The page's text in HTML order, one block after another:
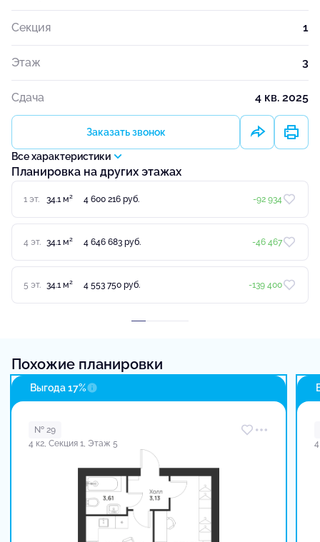
Секция 1
Этаж 3
Сдача 4 кв. 2025
Заказать звонок
Все характеристики
Планировка на других этажах
1 эт. 34.1 м2 4 600 216 руб. -92 934
4 эт. 34.1 м2 4 646 683 руб. -46 467
5 эт. 34.1 м2 4 553 750 руб. -139 400
Похожие планировки
Выгода 17%
№ 29
4 к2, Секция 1, Этаж 5